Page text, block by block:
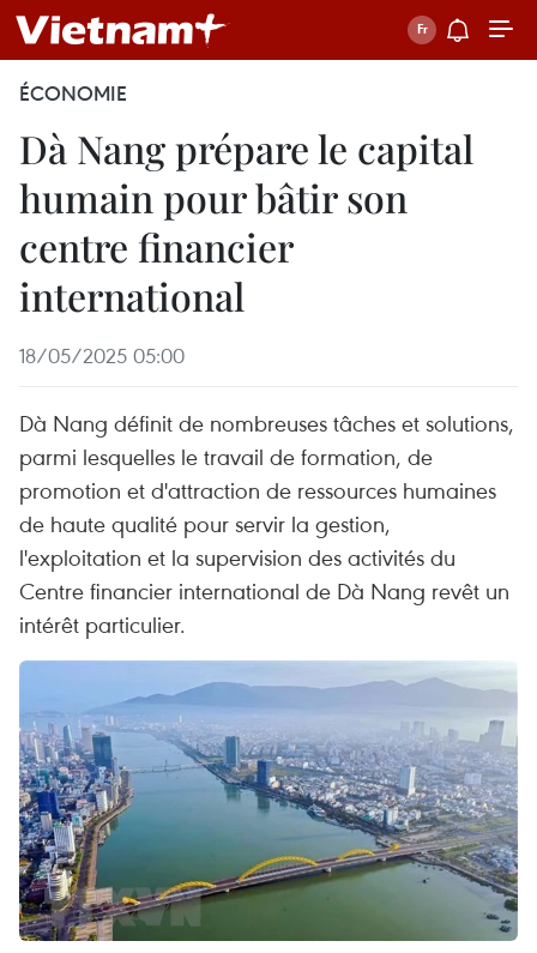
ÉCONOMIE
Dà Nang prépare le capital
humain pour bâtir son
centre financier
international
18/05/2025 05:00
Dà Nang définit de nombreuses tâches et solutions,
parmi lesquelles le travail de formation, de
promotion et d'attraction de ressources humaines
de haute qualité pour servir la gestion,
l'exploitation et la supervision des activités du
Centre financier international de Dà Nang revêt un
intérêt particulier.